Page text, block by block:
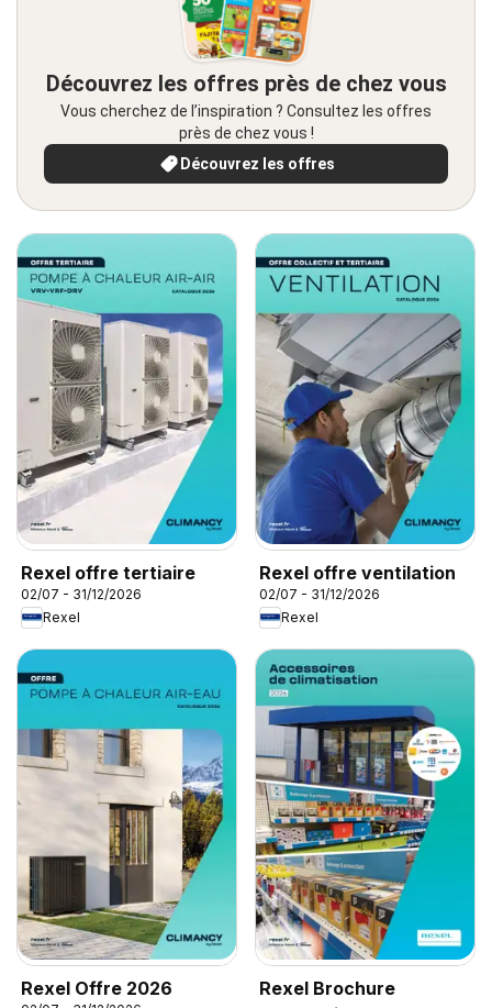
Découvrez les offres près de chez vous
Vous cherchez de l’inspiration ? Consultez les offres
près de chez vous !
Découvrez les offres
Rexel offre tertiaire
02/07 - 31/12/2026
Rexel
Rexel offre ventilation
02/07 - 31/12/2026
Rexel
Rexel Offre 2026
Rexel Brochure